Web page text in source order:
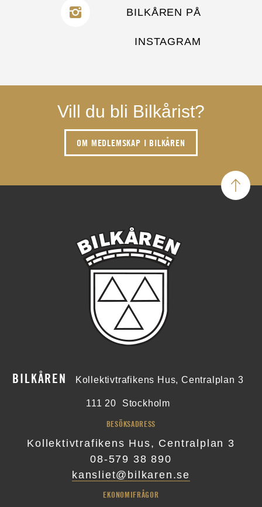
BILKÅREN PÅ
INSTAGRAM
Vill du bli Bilkårist?
OM MEDLEMSKAP I BILKÅREN
BILKÅREN Kollektivtrafikens Hus, Centralplan 3
111 20 Stockholm
BESÖKSADRESS
Kollektivtrafikens Hus, Centralplan 3
08-579 38 890
kansliet@bilkaren.se
EKONOMIFRÅGOR